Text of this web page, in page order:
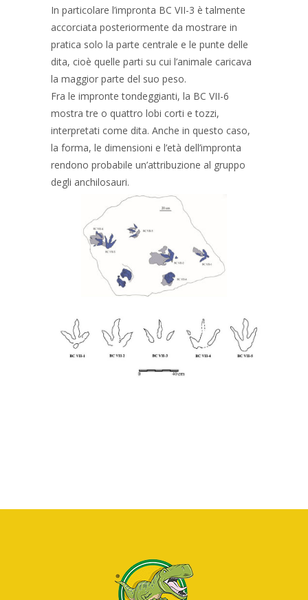
In particolare l’impronta BC VII-3 è talmente
accorciata posteriormente da mostrare in
pratica solo la parte centrale e le punte delle
dita, cioè quelle parti su cui l’animale caricava
la maggior parte del suo peso.
Fra le impronte tondeggianti, la BC VII-6
mostra tre o quattro lobi corti e tozzi,
interpretati come dita. Anche in questo caso,
la forma, le dimensioni e l’età dell’impronta
rendono probabile un’attribuzione al gruppo
degli anchilosauri.